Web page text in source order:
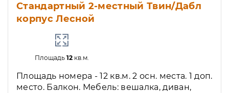
Стандартный 2-местный Твин/Дабл
корпус Лесной
Площадь 12кв.м.
Площадь номера - 12 кв.м. 2 осн. места. 1 доп.
место. Балкон. Мебель: вешалка, диван,